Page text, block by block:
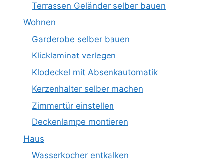
Terrassen Geländer selber bauen
Wohnen
Garderobe selber bauen
Klicklaminat verlegen
Klodeckel mit Absenkautomatik
Kerzenhalter selber machen
Zimmertür einstellen
Deckenlampe montieren
Haus
Wasserkocher entkalken